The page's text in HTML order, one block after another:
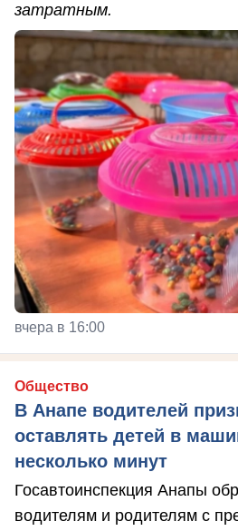
затратным.
вчера в 16:00
Общество
В Анапе водителей
оставлять детей в
несколько минут
Госавтоинспекция Анапы
водителям и родителям с